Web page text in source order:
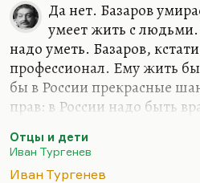
Да нет. Базаров
умеет жить с
надо уметь. Базаров,
профессионал. Ему жить
бы в России прекрасные
прав: в России надо быть
И неправ Писарев — он
пальца. Да и Писарев умер,
Отцы и дети
Иван Тургенев
Иван Тургенев